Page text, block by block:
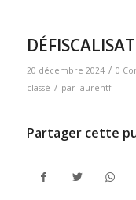
20 décembre 2024 / 0
classé / par laurentf
Partager cette